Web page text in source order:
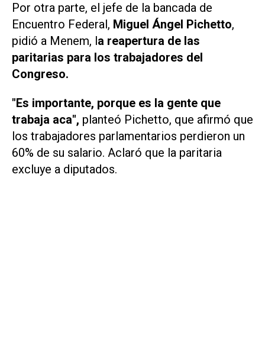
Por otra parte, el jefe de la bancada de
Encuentro Federal, Miguel Ángel Pichetto,
pidió a Menem, la reapertura de las
paritarias para los trabajadores del
Congreso.
"Es importante, porque es la gente que
trabaja aca", planteó Pichetto, que afirmó que
los trabajadores parlamentarios perdieron un
60% de su salario. Aclaró que la paritaria
excluye a diputados.